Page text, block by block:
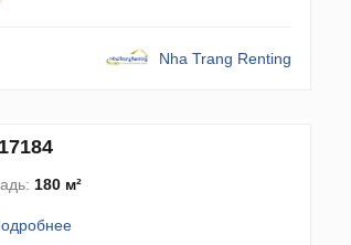
Nha Trang Renting
180 м²